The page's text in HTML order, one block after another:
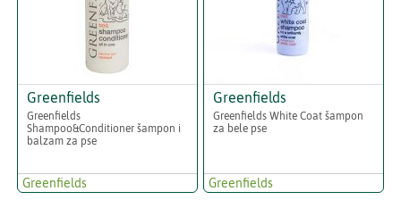
Greenfields
Greenfields
Shampoo&Conditioner šampon i
balzam za pse
Greenfields
Greenfields
Greenfields White Coat šampon
za bele pse
Greenfields